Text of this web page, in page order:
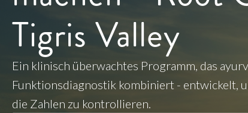
Tigris Valley
Ein klinisch überwachtes Programm, das
Funktionsdiagnostik kombiniert - entwickelt,
die Zahlen zu kontrollieren.